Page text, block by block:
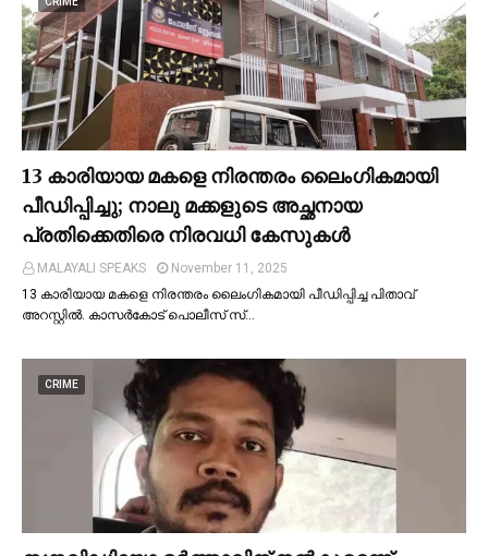
13 കാരിയായ മകളെ നിരന്തരം ലൈംഗികമായി
പീഡിപ്പിച്ചു; നാലു മക്കളുടെ അച്ഛനായ
പ്രതിക്കെതിരെ നിരവധി കേസുകള്‍
MALAYALI SPEAKS
November 11, 2025
13 കാരിയായ മകളെ നിരന്തരം ലൈംഗികമായി പീഡിപ്പിച്ച പിതാവ്
അറസ്റ്റില്‍. കാസർകോട് പൊലീസ് സ്…
CRIME